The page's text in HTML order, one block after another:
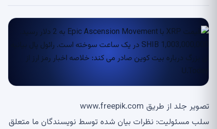
تصویر جلد از طریق www.freepik.com
سلب مسئولیت: نظرات بیان شده توسط نویسندگان ما متعلق